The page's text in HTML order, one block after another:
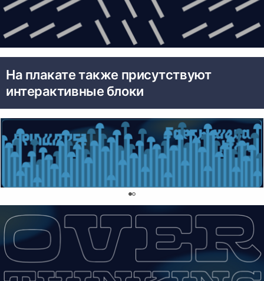
На плакате также присутствуют
интерактивные блоки